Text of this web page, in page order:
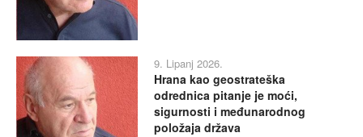
9. Lipanj 2026.
Hrana kao geostrateška
odrednica pitanje je moći,
sigurnosti i međunarodnog
položaja država